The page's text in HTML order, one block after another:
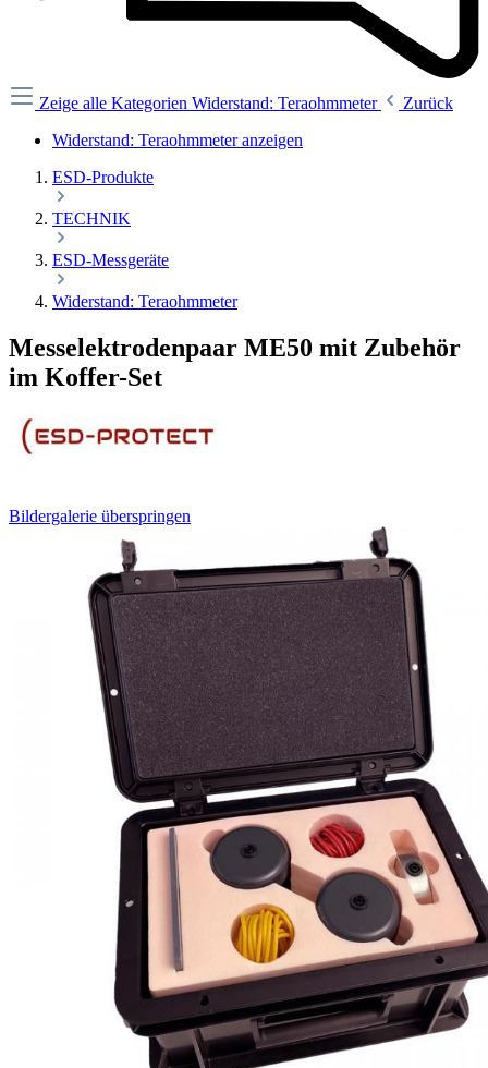
Zeige alle Kategorien Widerstand: Teraohmmeter
Zurück
Widerstand: Teraohmmeter anzeigen
ESD-Produkte
TECHNIK
ESD-Messgeräte
Widerstand: Teraohmmeter
Messelektrodenpaar ME50 mit Zubehör
im Koffer-Set
Bildergalerie überspringen